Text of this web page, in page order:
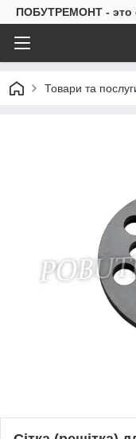
ПОБУТРЕМОНТ - это
Товари та